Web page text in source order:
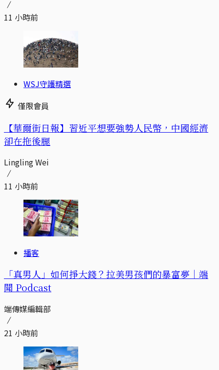
11 小時前
WSJ守護精選
僅限會員
【華爾街日報】習近平想要強勢人民幣，中國經濟
卻在拖後腿
Lingling Wei
11 小時前
播客
「真男人」如何掙大錢？拉美男孩們的暴富夢｜端
聞 Podcast
端傳媒編輯部
21 小時前